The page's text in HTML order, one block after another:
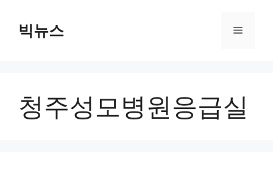
빅뉴스 메
청주성모병원응급실